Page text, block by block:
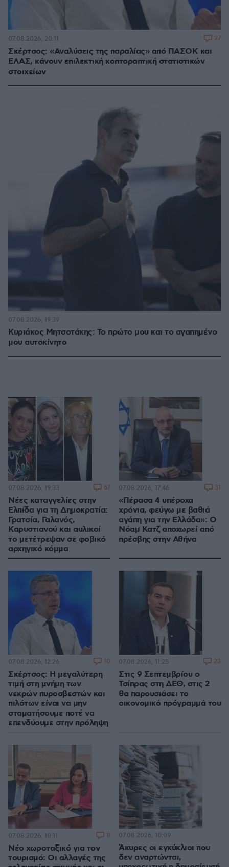
Σκέρτσος: «Αναλύσεις της παραλίας» από ΠΑΣΟΚ και
ΕΛΑΣ, κάνουν επιλεκτική κοπτοραπτική στατιστικών
στοιχείων
07.08.2026, 20:11 27
Κυριάκος Μητσοτάκης: Το πρώτο μου και το αγαπημένο
μου αυτοκίνητο
07.08.2026, 19:39
Νέες καταγγελίες στην
Ελπίδα για τη Δημοκρατία:
Γρατσία, Γαλανός,
Καρυστιανού και αυλικοί
το μετέτρεψαν σε φοβικό
αρχηγικό κόμμα
07.08.2026, 19:33 67
«Πέρασα 4 υπέροχα
χρόνια, φεύγω με βαθιά
αγάπη για την Ελλάδα»: Ο
Νόαμ Κατζ αποχωρεί από
πρέσβης στην Αθήνα
07.08.2026, 17:46 31
Σκέρτσος: Η μεγαλύτερη
τιμή στη μνήμη των
νεκρών πυροσβεστών και
πιλότων είναι να μην
σταματήσουμε ποτέ να
επενδύουμε στην πρόληψη
07.08.2026, 12:26 10
Στις 9 Σεπτεμβρίου ο
Τσίπρας στη ΔΕΘ, στις 2
θα παρουσιάσει το
οικονομικό πρόγραμμά του
07.08.2026, 11:25 23
Νέο χωροταξικό για τον
τουρισμό: Οι αλλαγές της
07.08.2026, 10:11 8
Άκυρες οι εγκύκλιοι που
δεν αναρτώνται,
07.08.2026, 10:09